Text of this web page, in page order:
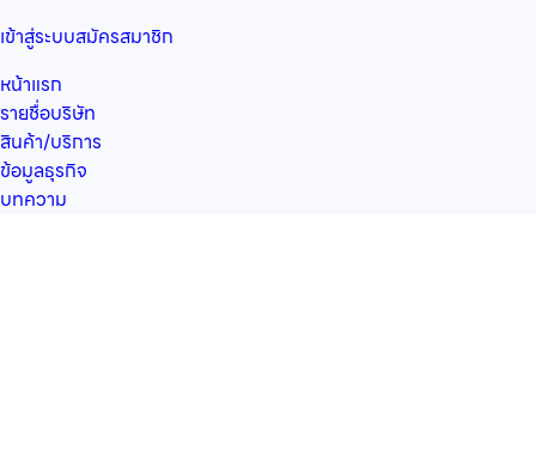
เข้าสู่ระบบสมัครสมาชิก
หน้าแรก
รายชื่อบริษัท
สินค้า/บริการ
ข้อมูลธุรกิจ
บทความ